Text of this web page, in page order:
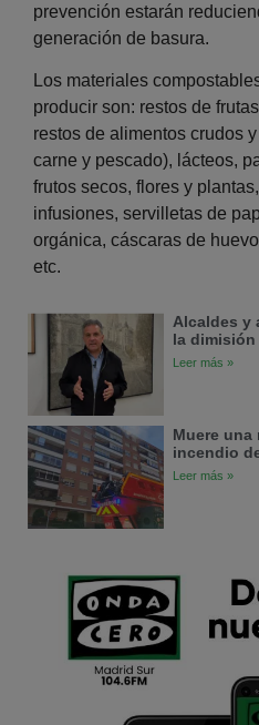
prevención estarán
generación de basura.
Los materiales
producir son: restos de
restos de alimentos crudos
carne y pescado), lácteos,
frutos secos, flores y
infusiones, servilletas de
orgánica, cáscaras de
etc.
Alcaldes y
la
Leer más »
Muere una
incendio
Leer más »